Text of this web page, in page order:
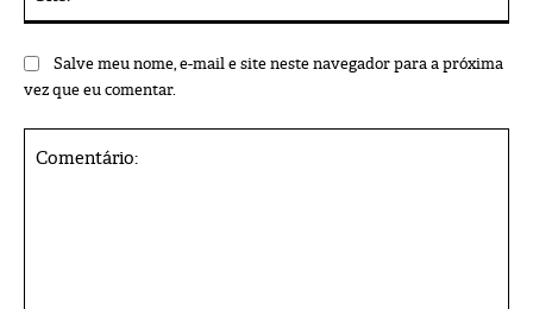
Salve meu nome, e-mail e site neste navegador para a próxima
vez que eu comentar.